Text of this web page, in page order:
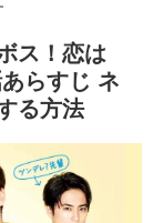
ス！恋は
らすじ ネ
る方法